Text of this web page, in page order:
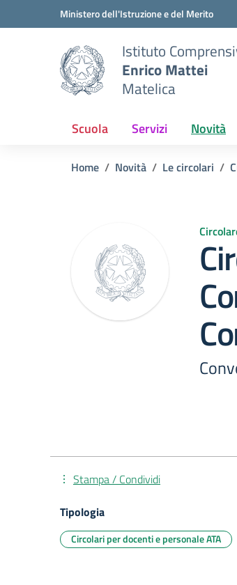
Vai ai contenuti
Vai al menu di navigazioneMinistero dell'Istruzione e del Merito
Istituto
Enrico Mattei
Matelica
Scuola Servizi Novità
Home Novità Le circolari
Stampa / Condividi
Tipologia
Circolari per docenti e personale ATA